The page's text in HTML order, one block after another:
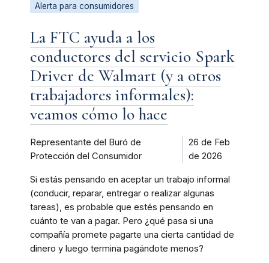
Alerta para consumidores
La FTC ayuda a los
conductores del servicio Spark
Driver de Walmart (y a otros
trabajadores informales):
veamos cómo lo hace
Representante del Buró de
Protección del Consumidor
26 de Feb
de 2026
Si estás pensando en aceptar un trabajo informal
(conducir, reparar, entregar o realizar algunas
tareas), es probable que estés pensando en
cuánto te van a pagar. Pero ¿qué pasa si una
compañía promete pagarte una cierta cantidad de
dinero y luego termina pagándote menos?